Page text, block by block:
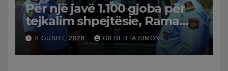
Për një javë 1.100 gjoba për
tejkalim shpejtësie, Rama
publikon videon: Kamerat e
trafikut së shpejti në
funksion
8 GUSHT, 2026 GILBERTA SIMONI